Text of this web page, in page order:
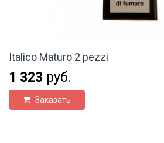
Italico Maturo 2 pezzi
1 323 руб.
Заказать